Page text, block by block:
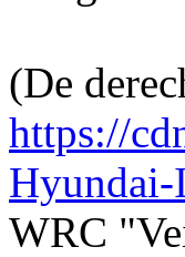
(De
https://
WRC